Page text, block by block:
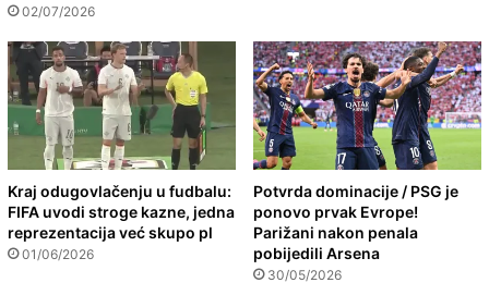
02/07/2026
Kraj odugovlačenju u fudbalu:
FIFA uvodi stroge kazne, jedna
reprezentacija već skupo pl
01/06/2026
Potvrda dominacije / PSG je
ponovo prvak Evrope!
Parižani nakon penala
pobijedili Arsena
30/05/2026